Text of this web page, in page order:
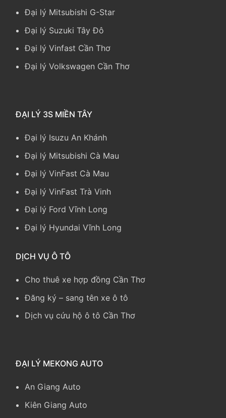
Đại lý Mitsubishi G-Star
Đại lý Suzuki Tây Đô
Đại lý Vinfast Cần Thơ
Đại lý Volkswagen Cần Thơ
ĐẠI LÝ 3S MIỀN TÂY
Đại lý Isuzu An Khánh
Đại lý Mitsubishi Cà Mau
Đại lý VinFast Cà Mau
Đại lý VinFast Trà Vinh
Đại lý Ford Vĩnh Long
Đại lý Hyundai Vĩnh Long
DỊCH VỤ Ô TÔ
Cho thuê xe hợp đồng Cần Thơ
Đăng ký – sang tên xe ô tô
Dịch vụ cứu hộ ô tô Cần Thơ
ĐẠI LÝ MEKONG AUTO
An Giang Auto
Kiên Giang Auto